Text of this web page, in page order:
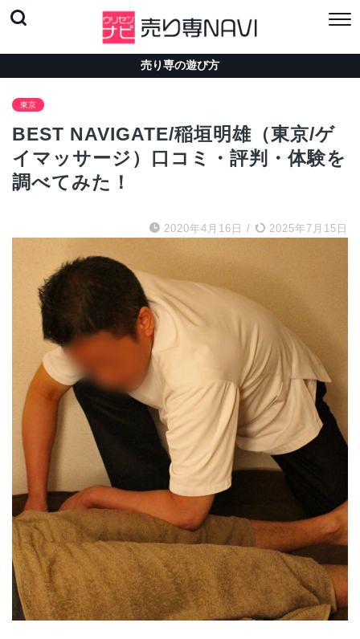
売り専の遊び方
東京
BEST NAVIGATE/稲垣明雄（東京/ゲ
イマッサージ）口コミ・評判・体験を
調べてみた！
2020年4月16日 / 2025年7月15日